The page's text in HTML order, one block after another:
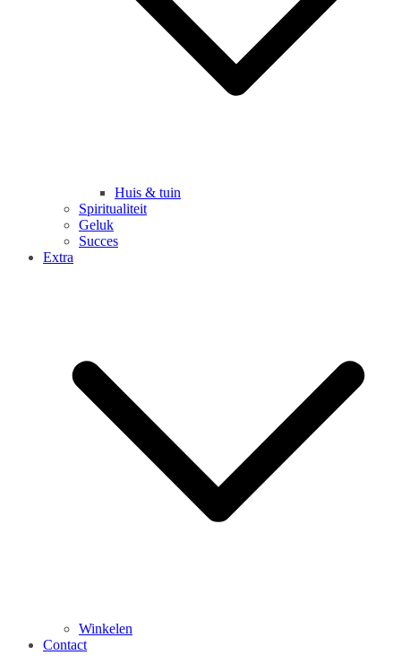
Huis & tuin
Spiritualiteit
Geluk
Succes
Extra
Winkelen
Contact